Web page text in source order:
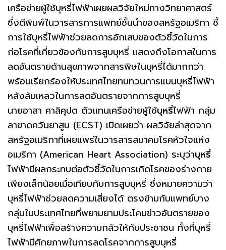
เครือข่ายผู้ใช้บุหรี่ไฟฟ้าเผยผลวิจัยใหม่ทางวิทยาศาสตร์
ซึ่งตีพิมพ์ในวารสารการแพทย์ชั้นนำของสหรัฐอเมริกา ชี้
การใช้บุหรี่ไฟฟ้าช่วยลดการอักเสบของตัวชี้วัดในการ
ก่อโรคที่เกี่ยวข้องกับการสูบบุหรี่ แสดงถึงโอกาสในการ
ลดอันตรายด้านสุขภาพจากสารพิษในบุหรี่ได้มากกว่า
พร้อมเรียกร้องให้ประเทศไทยทบทวนการแบนบุหรี่ไฟฟ้า
หลังล้มเหลวในการลดอันตรายจากการสูบบุหรี่
นายอาสา ศาลิคุปต ตัวแทนเครือข่ายผู้ใช้บุหรี่ไฟฟ้า กลุ่ม
ลาขาดควันยาสูบ (ECST) เปิดเผยว่า ผลวิจัยล่าสุดจาก
สหรัฐอเมริกาที่เผยแพร่ในวารสารสมาคมโรคหัวใจแห่ง
อเมริกา (American Heart Association) ระบุว่าบุหรี่
ไฟฟ้ามีผลกระทบต่อตัวชี้วัดในการเกิดโรคของร่างกาย
เพียงเล็กน้อยเมื่อเทียบกับการสูบบุหรี่ ซึ่งหมายความว่า
บุหรี่ไฟฟ้าช่วยลดความเสี่ยงได้ ตรงข้ามกับแพทย์บาง
กลุ่มในประเทศไทยที่พยามยามประโคมข่าวอันตรายของ
บุหรี่ไฟฟ้าเพื่อสร้างความกลัวให้กับประชาชน ทั้งที่บุหรี่
ไฟฟ้ามีศักยภาพในการลดโรคจากการสูบบุหรี่